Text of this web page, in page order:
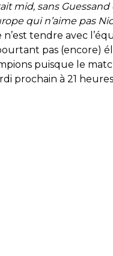
mid, sans Guessand
qui n’aime pas
tendre avec
pas (encore)
puisque le
prochain à 21